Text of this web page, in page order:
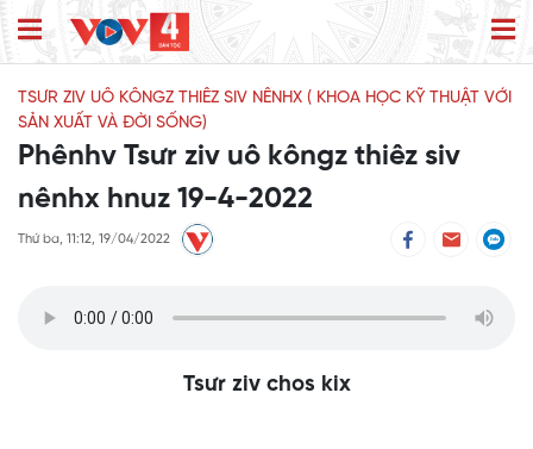
TSƯR ZIV UÔ KÔNGZ THIÊZ SIV NÊNHX ( KHOA HỌC KỸ THUẬT VỚI
SẢN XUẤT VÀ ĐỜI SỐNG)
Phênhv Tsưr ziv uô kôngz thiêz siv
nênhx hnuz 19-4-2022
Thứ ba, 11:12, 19/04/2022
Tsưr ziv chos kix